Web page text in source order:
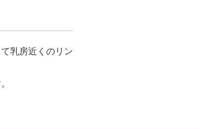
乳房近くのリン